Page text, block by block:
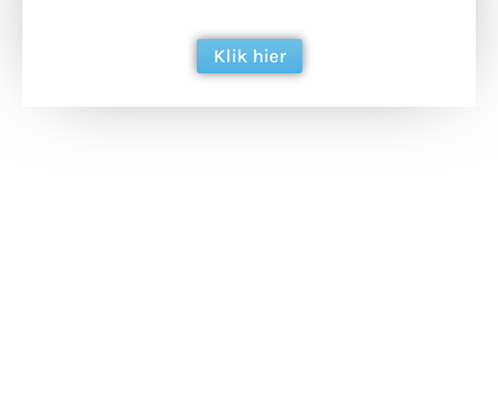
Klik hier